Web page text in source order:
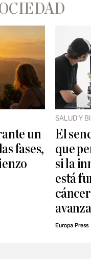
un
fases,
SALUD Y
El
que
si la
está
Europa Press